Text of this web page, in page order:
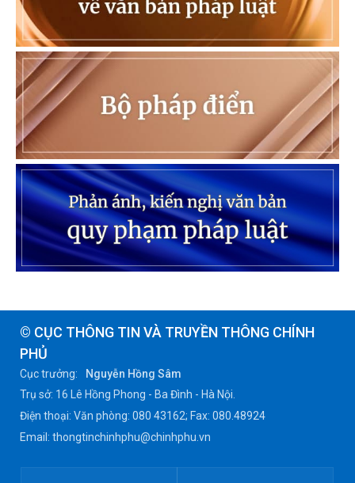
© CỤC THÔNG TIN VÀ TRUYỀN THÔNG CHÍNH
PHỦ
Cục trưởng:
Nguyễn Hồng Sâm
Trụ sở: 16 Lê Hồng Phong - Ba Đình - Hà Nội.
Điện thoại: Văn phòng: 080 43162; Fax: 080.48924
Email: thongtinchinhphu@chinhphu.vn